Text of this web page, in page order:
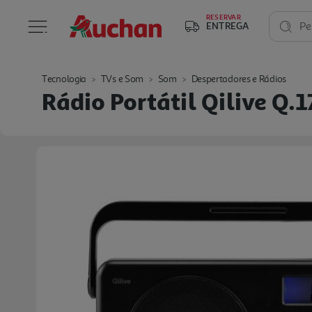
RESERVAR
ENTREGA
Tecnologia TVs e Som Som Despertadores e Rádios
Rádio Portátil Qilive